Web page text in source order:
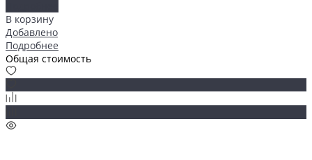
В корзину
Добавлено
Подробнее
Общая стоимость